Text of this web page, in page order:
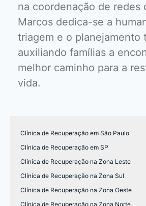
na coordenação de redes
Marcos dedica-se a
triagem e o planejamento
auxiliando famílias a
melhor caminho para a
vida.
Clínica de Recuperação em São Paulo
Clínica de Recuperação em SP
Clínica de Recuperação na Zona Leste
Clínica de Recuperação na Zona Sul
Clínica de Recuperação na Zona Oeste
Clínica de Recuperação na Zona Norte